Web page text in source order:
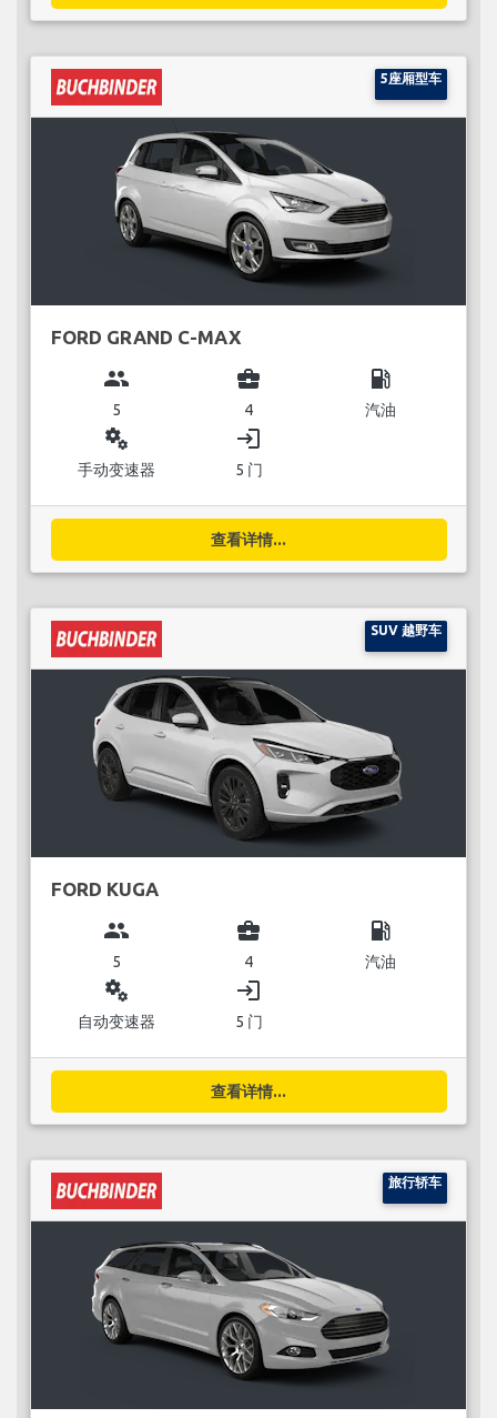
5座厢型车
FORD GRAND C-MAX
group
5
business_center
4
local_gas_station
汽油
miscellaneous_services
手动变速器
login
5 门
查看详情...
SUV 越野车
FORD KUGA
group
5
business_center
4
local_gas_station
汽油
miscellaneous_services
自动变速器
login
5 门
查看详情...
旅行轿车